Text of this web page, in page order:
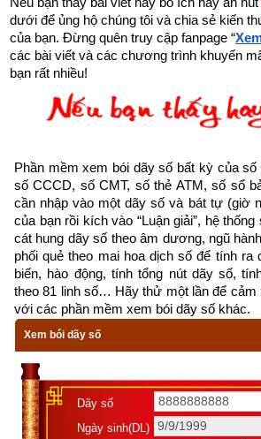
Xemvm.com
Ngọc hạp thông thư
của Hứa Chân Quân
https://
dưới để ủng hộ chúng tôi và chia sẻ kiến
của bạn. Đừng quên truy cập fanpage “
các bài viết và các chương trình khuyến
bạn rất nhiều!
Phần mềm xem bói dãy số bất kỳ của số
số CCCD, số CMT, số thẻ ATM, số sổ
cần nhập vào một dãy số và bát tự (giờ
của bạn rồi kích vào “Luận giải”, hệ
cát hung dãy số theo âm dương, ngũ
phối quẻ theo mai hoa dịch số để tính ra
biến, hào động, tính tổng nút dãy số,
theo 81 linh số… Hãy thử một lần để cảm
với các phần mềm xem bói dãy số khác.
Xem bói dãy số
Dãy số
Ngày sinh(DL)